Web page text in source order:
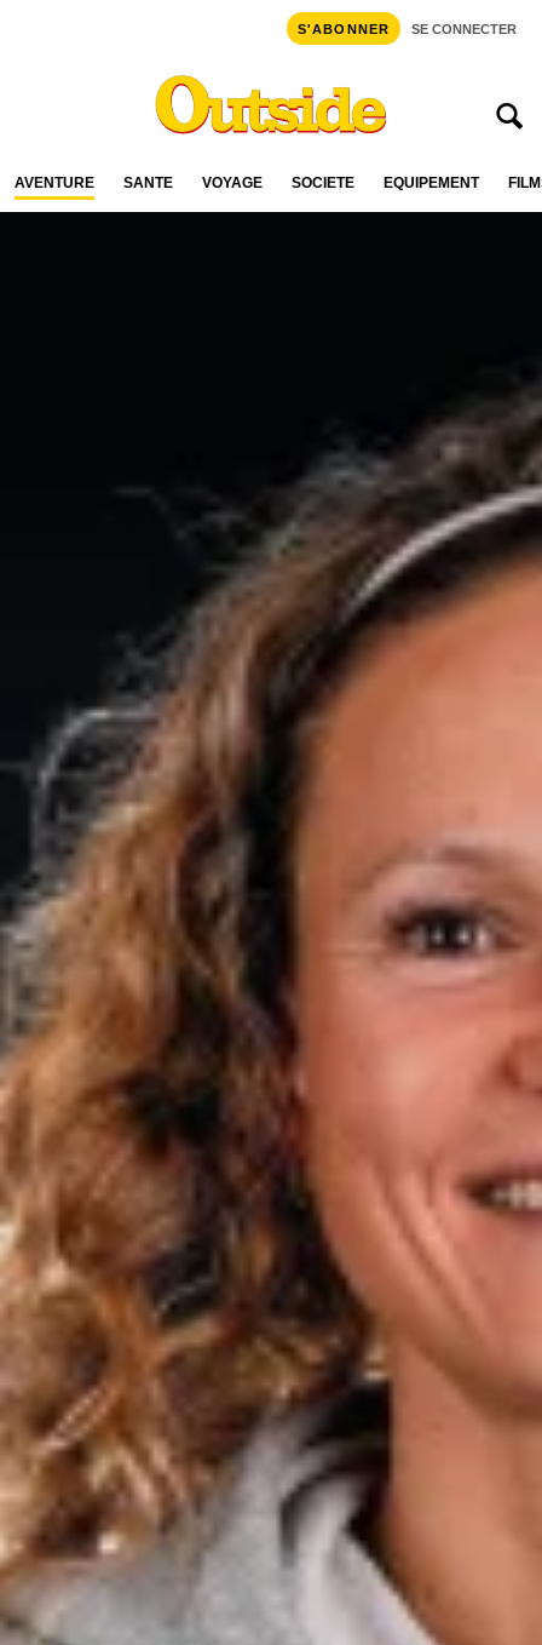
S'ABONNER SE CONNECTER
AVENTURE SANTÉ VOYAGE SOCIÉTÉ ÉQUIPEMENT